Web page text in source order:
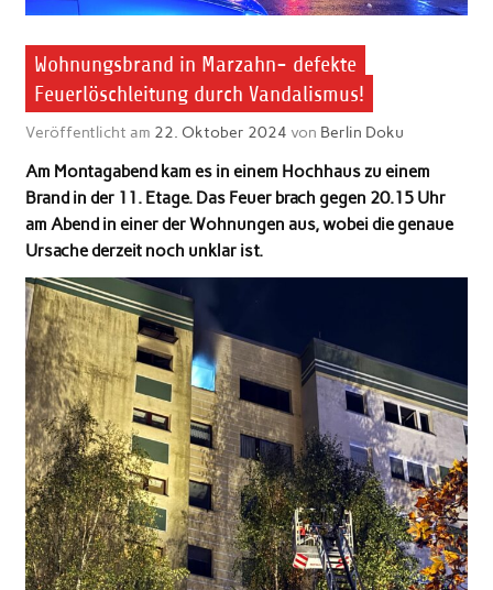
Wohnungsbrand in Marzahn- defekte
Feuerlöschleitung durch Vandalismus!
Veröffentlicht am 22. Oktober 2024 von Berlin Doku
Am Montagabend kam es in einem Hochhaus zu einem
Brand in der 11. Etage. Das Feuer brach gegen 20.15 Uhr
am Abend in einer der Wohnungen aus, wobei die genaue
Ursache derzeit noch unklar ist.